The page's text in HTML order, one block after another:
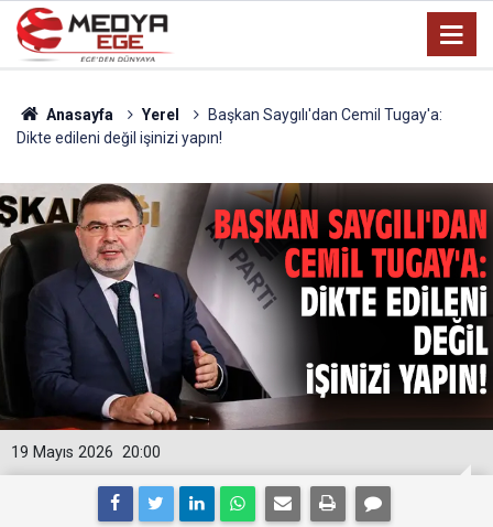
Anasayfa Yerel
Başkan Saygılı'dan Cemil Tugay'a:
Dikte edileni değil işinizi yapın!
20:00
19 Mayıs 2026